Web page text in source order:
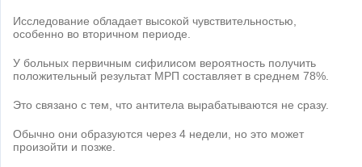
Исследование обладает высокой чувствительностью,
особенно во вторичном периоде.
У больных первичным сифилисом вероятность получить
положительный результат МРП составляет в среднем 78%.
Это связано с тем, что антитела вырабатываются не сразу.
Обычно они образуются через 4 недели, но это может
произойти и позже.